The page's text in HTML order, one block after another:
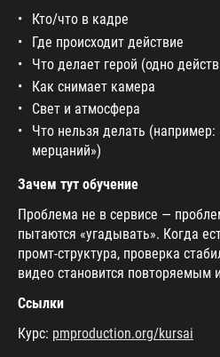
Кто/что в кадре
Где происходит действие
Что делает герой (одно
Как снимает камера
Свет и атмосфера
Что нельзя делать (например:
мерцаний»)
Зачем тут обучение
Проблема не в сервисе —
пытаются «угадывать». Когда
промт-структура, проверка
видео становится
Ссылки
Курс: pmproduction.org/kursai